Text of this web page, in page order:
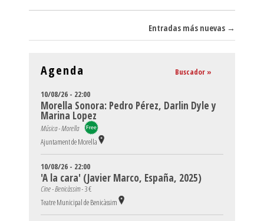
Entradas más nuevas →
Agenda Buscador »
10/08/26 - 22:00
Morella Sonora: Pedro Pérez, Darlin Dyle y
Marina Lopez
Música - Morella
Ajuntament de Morella
10/08/26 - 22:00
'A la cara' (Javier Marco, España, 2025)
Cine - Benicàssim -3 €
Teatre Municipal de Benicàssim